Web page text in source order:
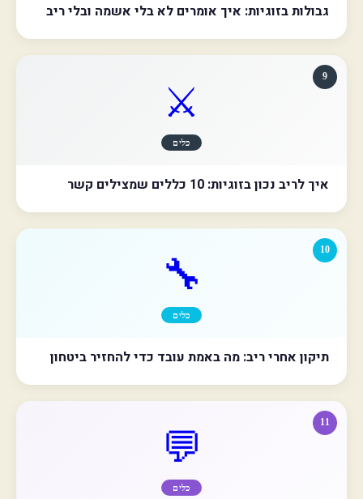
גבולות בזוגיות: איך אומרים לא בלי אשמה ובלי ריב
9
⚔️
כלים
איך לריב נכון בזוגיות: 10 כללים שמצילים קשר
10
🔧
כלים
תיקון אחרי ריב: מה באמת עובד כדי להחזיר ביטחון
11
💬
כלים